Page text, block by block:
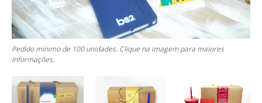
Pedido mínimo de 100 unidades. Clique na imagem para maiores
informações.